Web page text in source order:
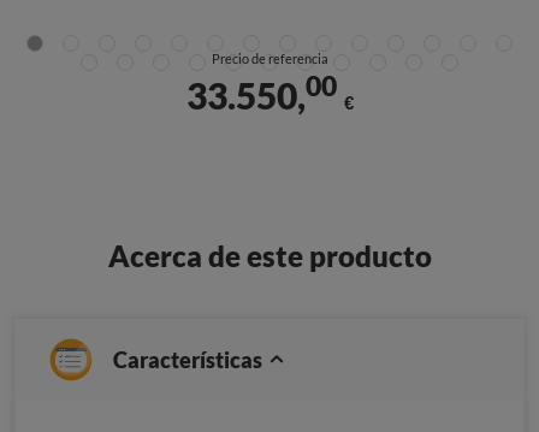
Precio de referencia
33.550,00
€
Acerca de este producto
Características